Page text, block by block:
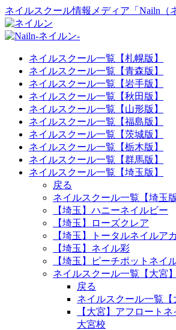
ネイルスクール情報メディア「Nailn（
ネイルスクール一覧【札幌版】
ネイルスクール一覧【青森版】
ネイルスクール一覧【岩手版】
ネイルスクール一覧【秋田版】
ネイルスクール一覧【山形版】
ネイルスクール一覧【福島版】
ネイルスクール一覧【茨城版】
ネイルスクール一覧【栃木版】
ネイルスクール一覧【群馬版】
ネイルスクール一覧【埼玉版】
戻る
ネイルスクール一覧【埼玉
【埼玉】ハニーネイルビー
【埼玉】ローズクレア
【埼玉】トータルネイルア
【埼玉】ネイル彩
【埼玉】ピーチポットネイ
ネイルスクール一覧【大宮】
戻る
ネイルスクール一覧【
【大宮】アフロート
大宮校